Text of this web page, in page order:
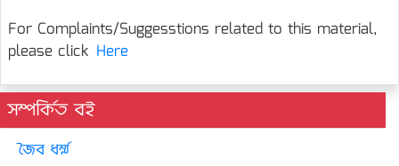
For Complaints/Suggesstions related to this material,
please click Here
সম্পর্কিত বই
জৈব ধর্ম্ম